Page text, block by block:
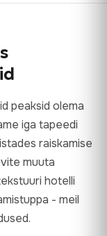
peaksid olema
iga tapeedi
raiskamise
muuta
hotelli
- meil